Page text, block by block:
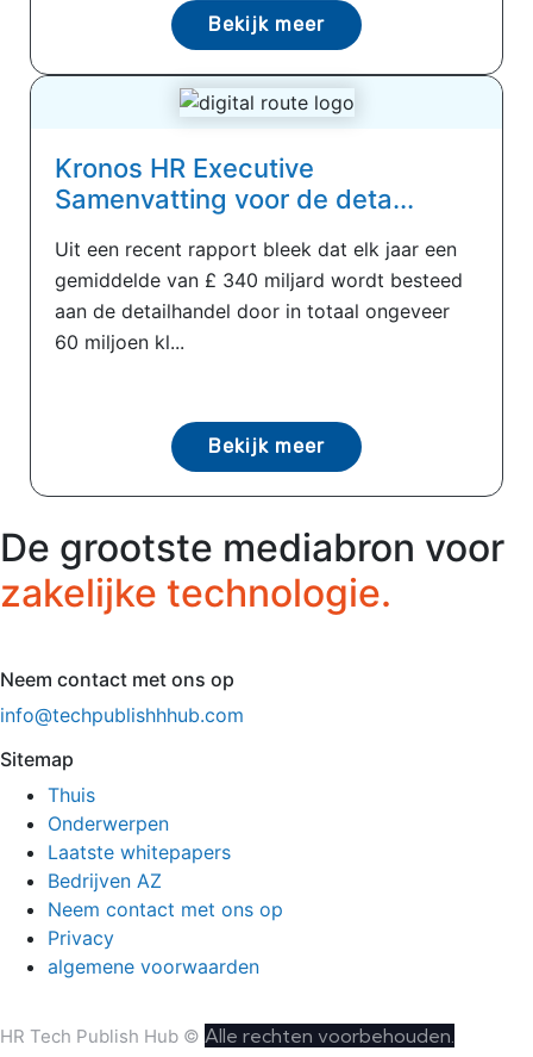
Bekijk meer
Kronos HR Executive
Samenvatting voor de deta...
Uit een recent rapport bleek dat elk jaar een
gemiddelde van £ 340 miljard wordt besteed
aan de detailhandel door in totaal ongeveer
60 miljoen kl...
Bekijk meer
De grootste mediabron voor
zakelijke technologie.
Neem contact met ons op
info@techpublishhhub.com
Sitemap
Thuis
Onderwerpen
Laatste whitepapers
Bedrijven AZ
Neem contact met ons op
Privacy
algemene voorwaarden
HR Tech Publish Hub © Alle rechten voorbehouden.